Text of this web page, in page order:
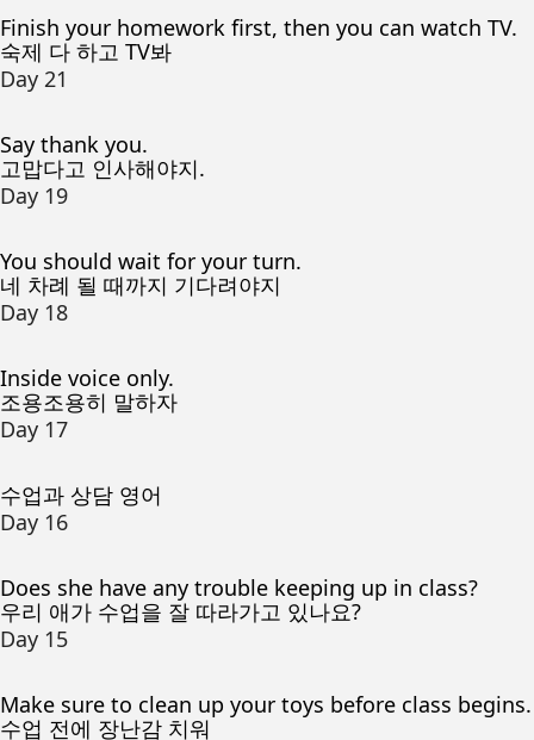
Finish your homework first, then you can watch TV.
숙제 다 하고 TV봐
Day 21
Say thank you.
고맙다고 인사해야지.
Day 19
You should wait for your turn.
네 차례 될 때까지 기다려야지
Day 18
Inside voice only.
조용조용히 말하자
Day 17
수업과 상담 영어
Day 16
Does she have any trouble keeping up in class?
우리 애가 수업을 잘 따라가고 있나요?
Day 15
Make sure to clean up your toys before class begins.
수업 전에 장난감 치워